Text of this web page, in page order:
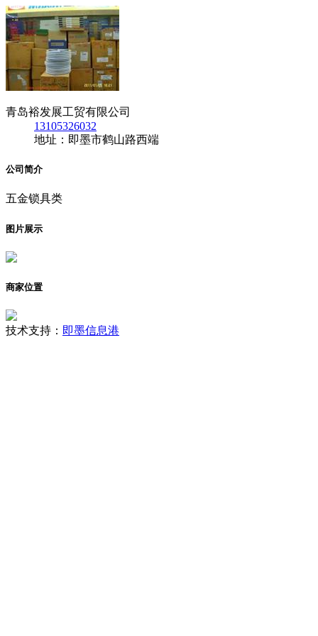
青岛裕发展工贸有限公司
13105326032
地址：即墨市鹤山路西端
公司简介
五金锁具类
图片展示
商家位置
技术支持： 即墨信息港